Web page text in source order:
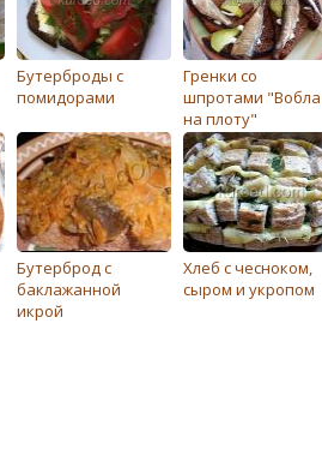
Бутерброды с
помидорами
Гренки со
шпротами "Вобла
на плоту"
Бутерброд с
баклажанной
икрой
Хлеб с чесноком,
сыром и укропом